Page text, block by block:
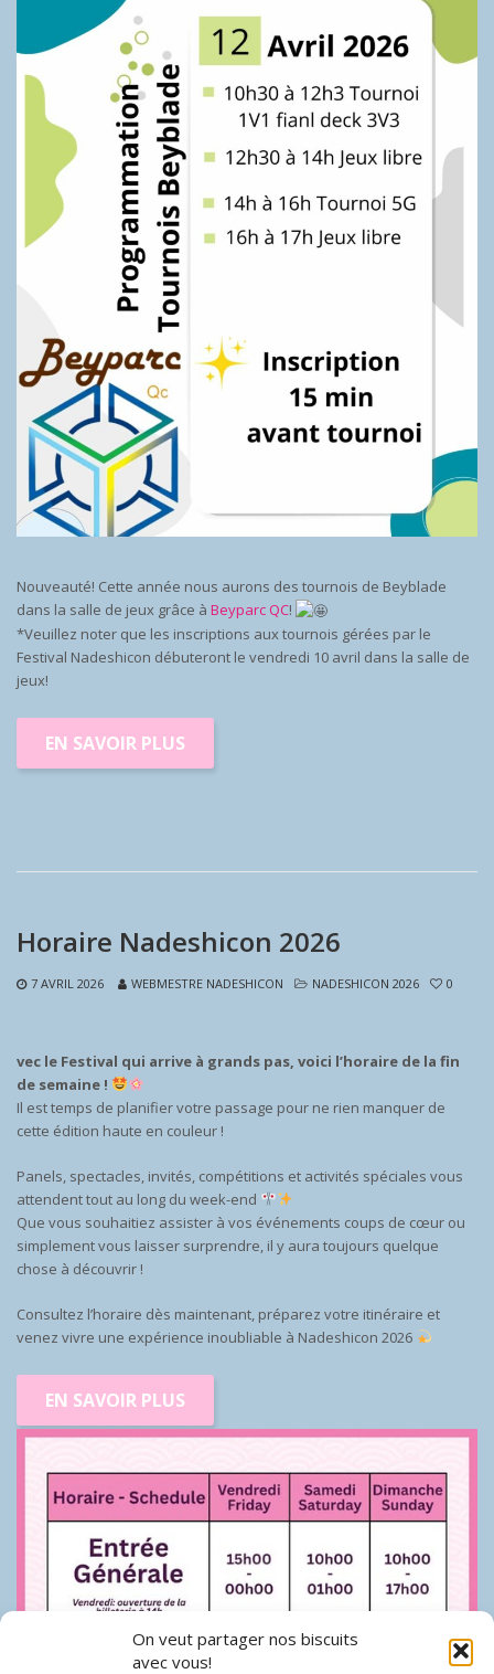
On veut partager nos biscuits
avec vous!
Nouveauté! Cette année nous aurons des tournois de Beyblade
dans la salle de jeux grâce à Beyparc QC!
*Veuillez noter que les inscriptions aux tournois gérées par le
Festival Nadeshicon débuteront le vendredi 10 avril dans la salle de
jeux!
EN SAVOIR PLUS
Horaire Nadeshicon 2026
7 AVRIL 2026 WEBMESTRE NADESHICON NADESHICON 2026 0
vec le Festival qui arrive à grands pas, voici l’horaire de la fin
de semaine !
Il est temps de planifier votre passage pour ne rien manquer de
cette édition haute en couleur !
Panels, spectacles, invités, compétitions et activités spéciales vous
attendent tout au long du week-end
Que vous souhaitiez assister à vos événements coups de cœur ou
simplement vous laisser surprendre, il y aura toujours quelque
chose à découvrir !
Consultez l’horaire dès maintenant, préparez votre itinéraire et
venez vivre une expérience inoubliable à Nadeshicon 2026
EN SAVOIR PLUS